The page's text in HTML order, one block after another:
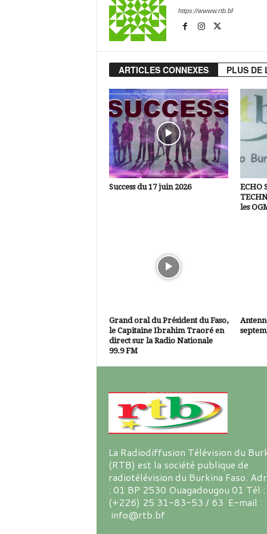
https://wwww.rtb.bf
ARTICLES CONNEXES PLUS DE
Success du 17 juin 2026
ECHO
les
Grand oral du Président du Faso,
le Capitaine Ibrahim Traoré en
direct sur la Radio Nationale
99.9 FM
La Radiodiffusion Télévision du
(RTB) est la société publique de
radiotélévision du Burkina Faso.
: 01 BP 2530 Ouagadougou 01 Tél :
(+226) 25 31-83-53 / 63 E-mail :
info@rtb.bf